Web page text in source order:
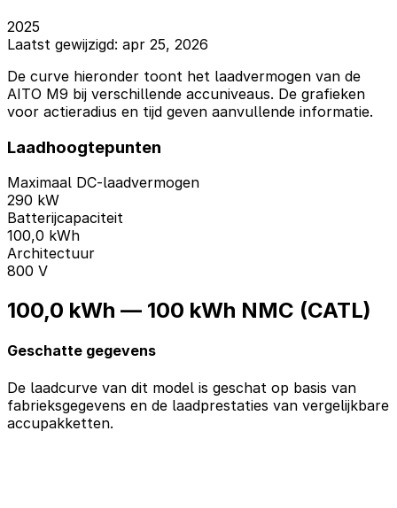
2025
Laatst gewijzigd: apr 25, 2026
De curve hieronder toont het laadvermogen van de
AITO M9 bij verschillende accuniveaus. De grafieken
voor actieradius en tijd geven aanvullende informatie.
Laadhoogtepunten
Maximaal DC-laadvermogen
290 kW
Batterijcapaciteit
100,0 kWh
Architectuur
800 V
100,0 kWh — 100 kWh NMC (CATL)
Geschatte gegevens
De laadcurve van dit model is geschat op basis van
fabrieksgegevens en de laadprestaties van vergelijkbare
accupakketten.